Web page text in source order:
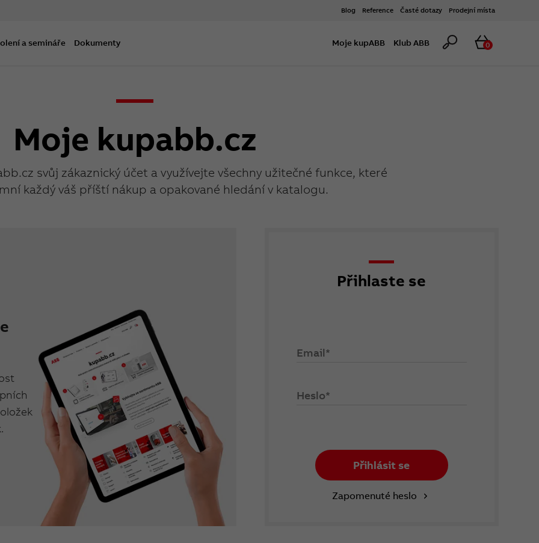
Blog Reference Časté dotazy Prodejní místa
a semináře Dokumenty Moje kupABB Klub ABB Hledat
0
Moje kupabb.cz
svůj zákaznický účet a využívejte všechny užitečné funkce, které
každý váš příští nákup a opakované hledání v katalogu.
Přihlaste se
Email*
Heslo*
Přihlásit se
Zapomenuté heslo